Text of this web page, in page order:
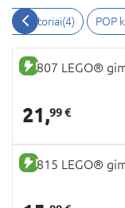
POP
NAUJA PREKĖ
40807 LEGO®
21,99 €
NAUJA PREKĖ
40815 LEGO®